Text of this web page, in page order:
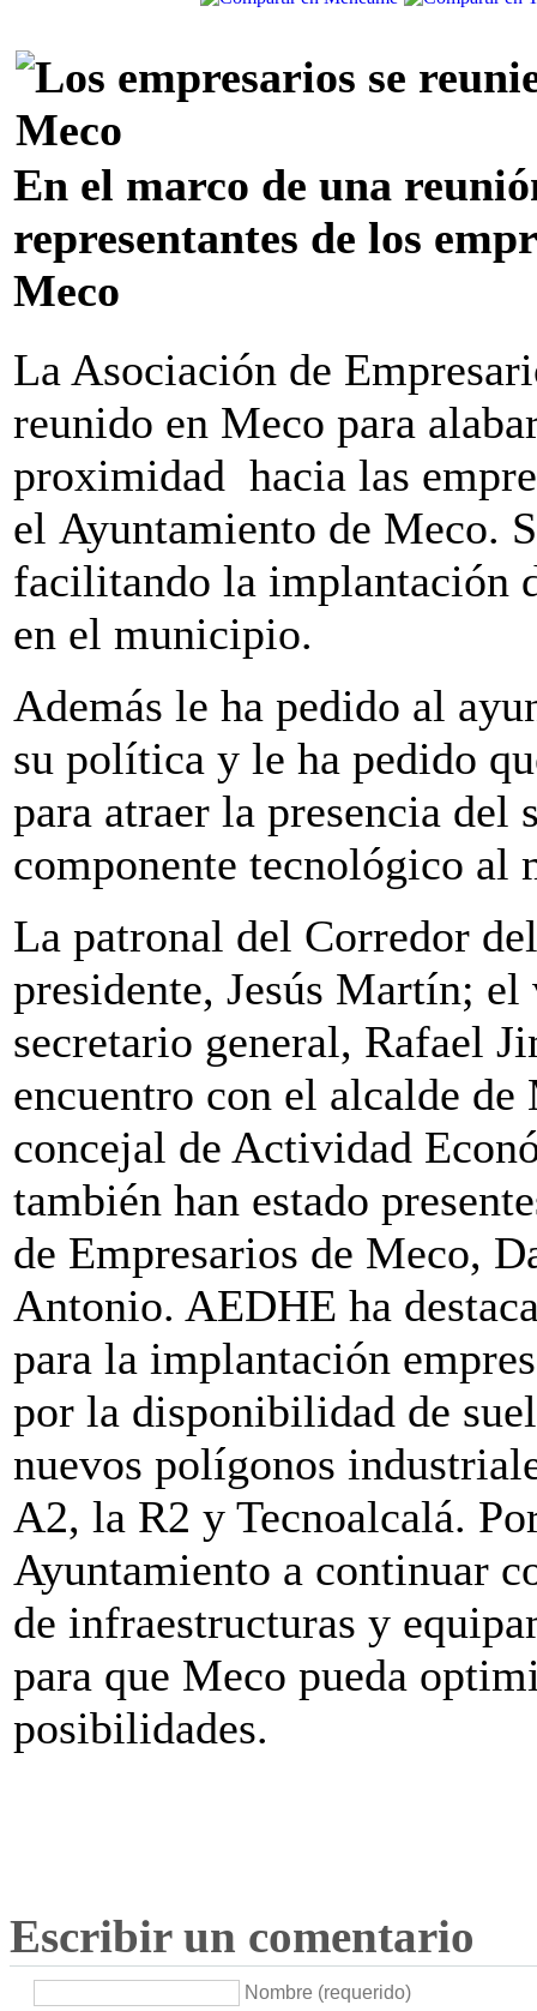
En el marco de una
representantes de los
Meco
La Asociación de
reunido en Meco para
proximidad hacia las
el Ayuntamiento de Meco.
facilitando la implantación
en el municipio.
Además le ha pedido al
su política y le ha pedido
para atraer la presencia
componente tecnológico al
La patronal del Corredor
presidente, Jesús Martín;
secretario general, Rafael
encuentro con el alcalde
concejal de Actividad
también han estado
de Empresarios de Meco,
Antonio. AEDHE ha
para la implantación
por la disponibilidad de
nuevos polígonos
A2, la R2 y Tecnoalcalá.
Ayuntamiento a continuar
de infraestructuras y
para que Meco pueda
posibilidades.
Escribir un comentario
Nombre (requerido)